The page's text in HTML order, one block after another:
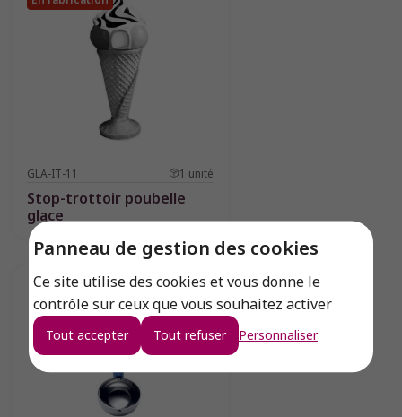
Panneau de gestion des cookies
Ce site utilise des cookies et vous donne le
contrôle sur ceux que vous souhaitez activer
Tout accepter Tout refuser Personnaliser
GLA-IT-11 1 unité
Stop-trottoir poubelle
glace